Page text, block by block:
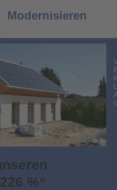
Modernisieren
%“
L